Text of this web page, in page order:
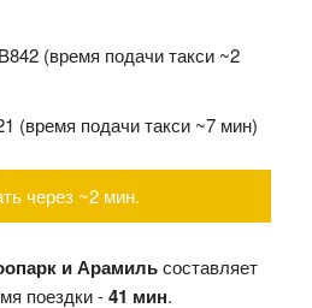
(время подачи такси ~2
(время подачи такси ~7 мин)
через ~2 мин.
и Арамильсоставляет
поездки -41 мин.